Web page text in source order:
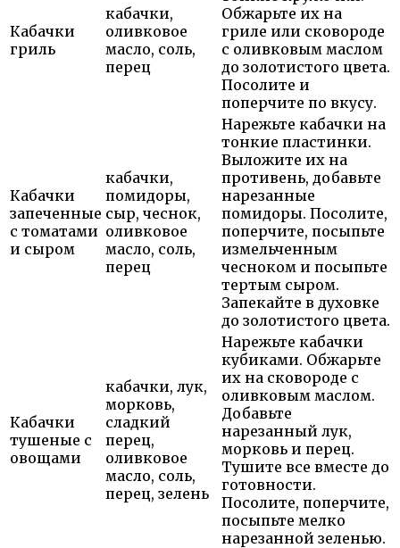
Кабачки
гриль
кабачки,
оливковое
масло, соль,
перец
Обжарьте их на
гриле или сковороде
с оливковым маслом
до золотистого цвета.
Посолите и
поперчите по вкусу.
Кабачки
запеченные
с томатами
и сыром
кабачки,
помидоры,
сыр, чеснок,
оливковое
масло, соль,
перец
Нарежьте кабачки на
тонкие пластинки.
Выложите их на
противень, добавьте
нарезанные
помидоры. Посолите,
поперчите, посыпьте
измельченным
чесноком и посыпьте
тертым сыром.
Запекайте в духовке
до золотистого цвета.
Кабачки
тушеные с
овощами
кабачки, лук,
морковь,
сладкий
перец,
оливковое
масло, соль,
перец, зелень
Нарежьте кабачки
кубиками. Обжарьте
их на сковороде с
оливковым маслом.
Добавьте
нарезанный лук,
морковь и перец.
Тушите все вместе до
готовности.
Посолите, поперчите,
посыпьте мелко
нарезанной зеленью.